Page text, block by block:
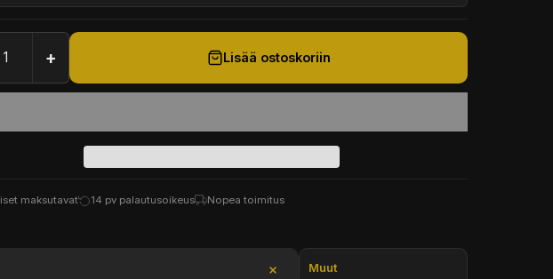
+ Lisää ostoskoriin
maksutavat 14 pv palautusoikeus Nopea toimitus
Muut